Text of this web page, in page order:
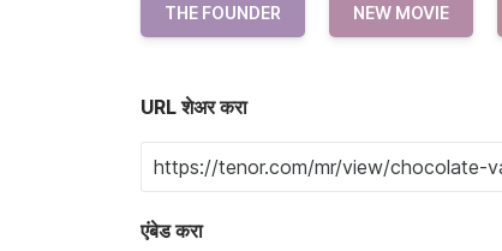
THE FOUNDER NEW MOVIE
URL शेअर करा
एंबेड करा